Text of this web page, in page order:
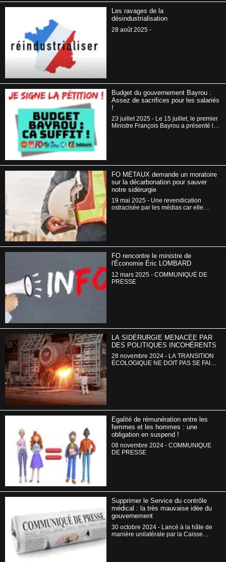
opposition à toute poursuite de
politiques d’austérité. Des politiques
qui programment depuis des années
des baisses sévères de dépenses
publiques, et qui plus est sans solliciter
Les ravages de la
désindustrialisation
28 août 2025 -
Budget du gouvernement Bayrou :
Assez de sacrifices pour les salariés
!
23 juillet 2025 - Le 15 juillet, le premier
Ministre François Bayrou a présenté les
FO MÉTAUX demande un moratoire
sur la décarbonation pour sauver
notre sidérurgie
19 mai 2025 - Une revendication
ostracisée par les médias car elle
FO rencontre le ministre de
l'Économie Éric LOMBARD
12 mars 2025 - COMMUNIQUÉ DE
PRESSE
LA SIDÉRURGIE MENACÉE PAR
DES POLITIQUES INCOHÉRENTS
28 novembre 2024 - LA TRANSITION
ÉCOLOGIQUE NE DOIT PAS SE FAIRE
Égalité de rémunération entre les
femmes et les hommes : une
obligation en suspend !
08 novembre 2024 - COMMUNIQUE
DE PRESSE
Supprimer le Service du contrôle
médical : la très mauvaise idée du
gouvernement
30 octobre 2024 - Lancé à la hâte de
manière unilatérale par la Caisse